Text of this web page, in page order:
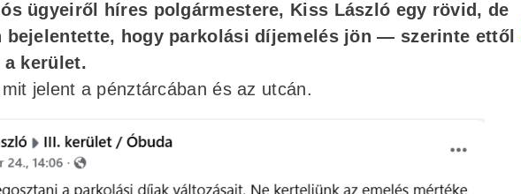
ügyeiről híres polgármestere, Kiss László egy rövid, de
bejelentette, hogy parkolási díjemelés jön — szerinte ettől
a kerület.
jelent a pénztárcában és az utcán.